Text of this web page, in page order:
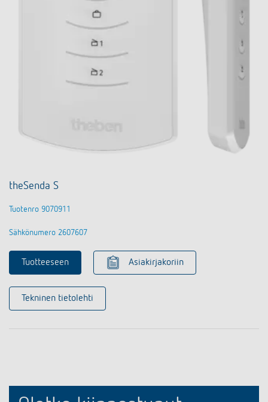
theSenda S
Tuotenro 9070911
Sähkönumero 2607607
Tuotteeseen Asiakirjakoriin
Tekninen tietolehti